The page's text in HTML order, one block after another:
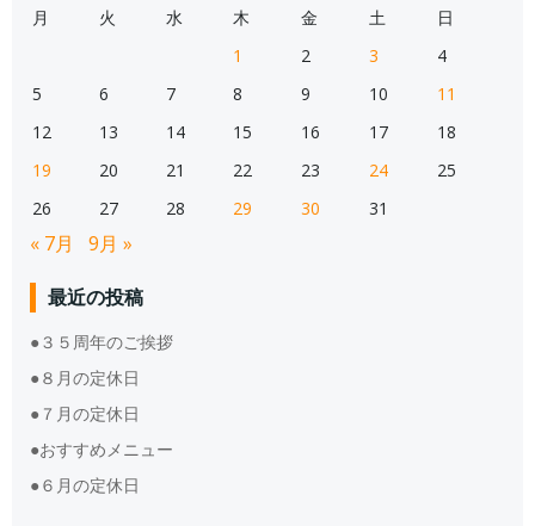
月
火 水 木 金 土
日
1
2 3
4
5
6 7 8 9 10
11
12
13 14 15 16 17
18
19
20 21 22 23 24
25
26
27 28 29 30 31
« 7月 9月 »
最近の投稿
●３５周年のご挨拶
●８月の定休日
●７月の定休日
●おすすめメニュー
●６月の定休日